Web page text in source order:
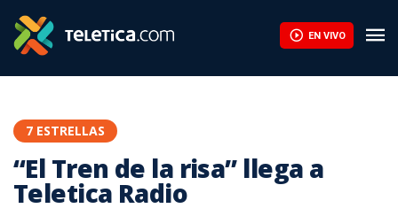
EN VIVO
7 ESTRELLAS
“El Tren de la risa” llega a
Teletica Radio